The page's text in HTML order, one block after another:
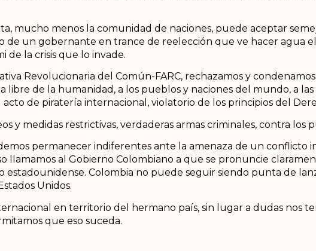
mucho menos la comunidad de naciones, puede aceptar
de un gobernante en trance de reelección que ve hacer agua
de la crisis que lo invade.
Revolucionaria del Común-FARC, rechazamos y
libre de la humanidad, a los pueblos y naciones del mundo, a las
de piratería internacional, violatorio de los principios del
y medidas restrictivas, verdaderas armas criminales, contra los
permanecer indiferentes ante la amenaza de un conflicto
llamamos al Gobierno Colombiano a que se pronuncie
estadounidense. Colombia no puede seguir siendo punta de
Unidos.
en territorio del hermano país, sin lugar a dudas nos
que eso suceda.